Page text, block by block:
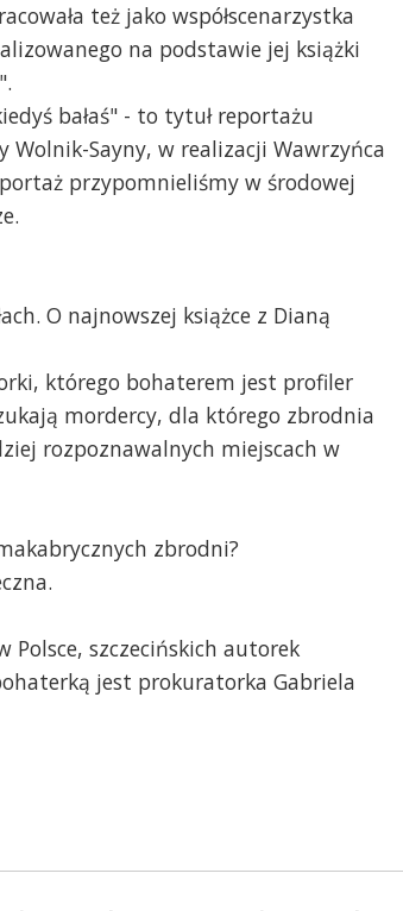
też jako współscenarzystka
na podstawie jej książki
bałaś" - to tytuł reportażu
Wolnik-Sayny, w realizacji Wawrzyńca
przypomnieliśmy w środowej
O najnowszej książce z Dianą
którego bohaterem jest profiler
mordercy, dla którego zbrodnia
rozpoznawalnych miejscach w
zbrodni?
szczecińskich autorek
jest prokuratorka Gabriela